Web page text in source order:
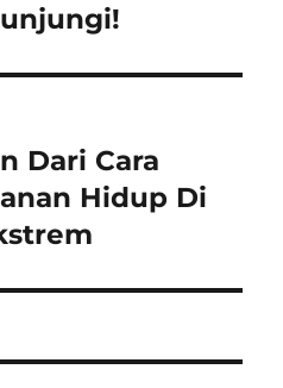
Dari Cara
Hidup Di